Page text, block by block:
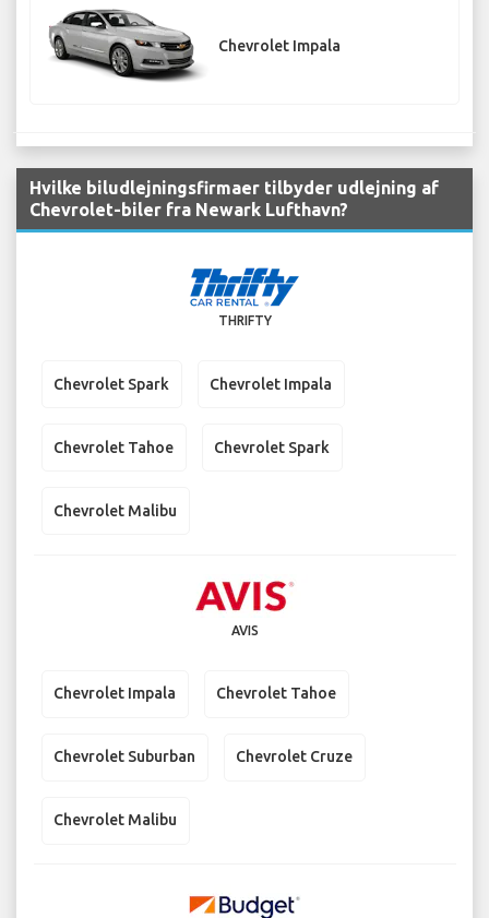
Chevrolet Impala
Hvilke biludlejningsfirmaer tilbyder udlejning af
Chevrolet-biler fra Newark Lufthavn?
THRIFTY
Chevrolet Spark Chevrolet Impala
Chevrolet Tahoe Chevrolet Spark
Chevrolet Malibu
AVIS
Chevrolet Impala Chevrolet Tahoe
Chevrolet Suburban Chevrolet Cruze
Chevrolet Malibu